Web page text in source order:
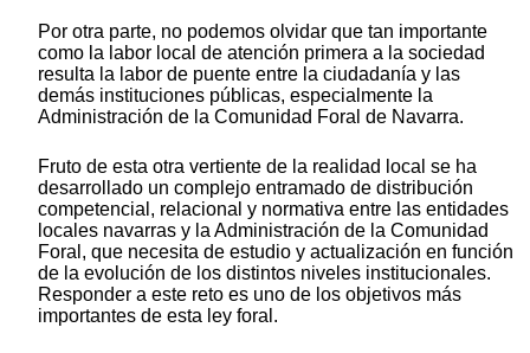
Por otra parte, no podemos olvidar que tan importante
como la labor local de atención primera a la sociedad
resulta la labor de puente entre la ciudadanía y las
demás instituciones públicas, especialmente la
Administración de la Comunidad Foral de Navarra.
Fruto de esta otra vertiente de la realidad local se ha
desarrollado un complejo entramado de distribución
competencial, relacional y normativa entre las entidades
locales navarras y la Administración de la Comunidad
Foral, que necesita de estudio y actualización en función
de la evolución de los distintos niveles institucionales.
Responder a este reto es uno de los objetivos más
importantes de esta ley foral.